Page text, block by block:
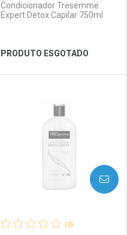
Ver Desconto Convênio
Condicionador Tresemme
Expert Detox Capilar 750ml
PRODUTO ESGOTADO
Laboratório
Por Menos
(0)
AVISE-ME